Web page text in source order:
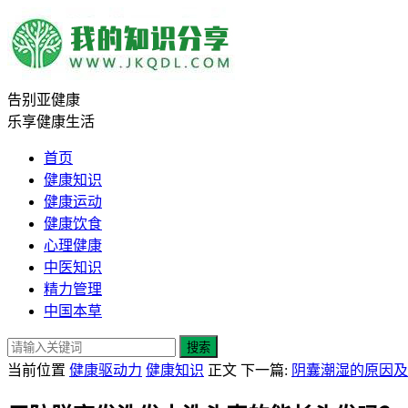
告别亚健康
乐享健康生活
首页
健康知识
健康运动
健康饮食
心理健康
中医知识
精力管理
中国本草
搜索
当前位置 健康驱动力 健康知识 正文 下一篇: 阴囊潮湿的原因